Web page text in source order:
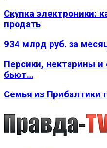
Скупка электроники:
продать
934 млрд руб. за
Персики, нектарины
бьют…
Семья из Прибалтики